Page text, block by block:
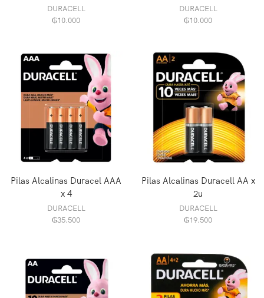
DURACELL
₲10.000
DURACELL
₲10.000
Pilas Alcalinas Duracel AAA
x 4
DURACELL
₲35.500
Pilas Alcalinas Duracell AA x
2u
DURACELL
₲19.500